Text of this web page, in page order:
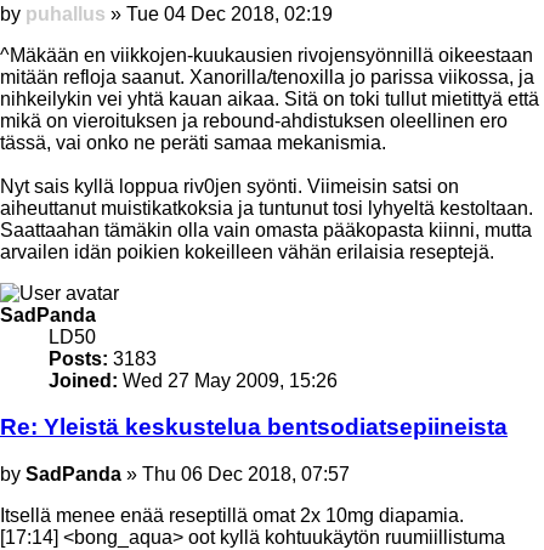
Post
by puhallus » Tue 04 Dec 2018, 02:19
^Mäkään en viikkojen-kuukausien rivojensyönnillä oikeestaan
mitään refloja saanut. Xanorilla/tenoxilla jo parissa viikossa, ja
nihkeilykin vei yhtä kauan aikaa. Sitä on toki tullut mietittyä että
mikä on vieroituksen ja rebound-ahdistuksen oleellinen ero
tässä, vai onko ne peräti samaa mekanismia.
Nyt sais kyllä loppua riv0jen syönti. Viimeisin satsi on
aiheuttanut muistikatkoksia ja tuntunut tosi lyhyeltä kestoltaan.
Saattaahan tämäkin olla vain omasta pääkopasta kiinni, mutta
arvailen idän poikien kokeilleen vähän erilaisia reseptejä.
SadPanda
LD50
Posts: 3183
Joined: Wed 27 May 2009, 15:26
Re: Yleistä keskustelua bentsodiatsepiineista
Post
by SadPanda » Thu 06 Dec 2018, 07:57
Itsellä menee enää reseptillä omat 2x 10mg diapamia.
[17:14] <bong_aqua> oot kyllä kohtuukäytön ruumiillistuma